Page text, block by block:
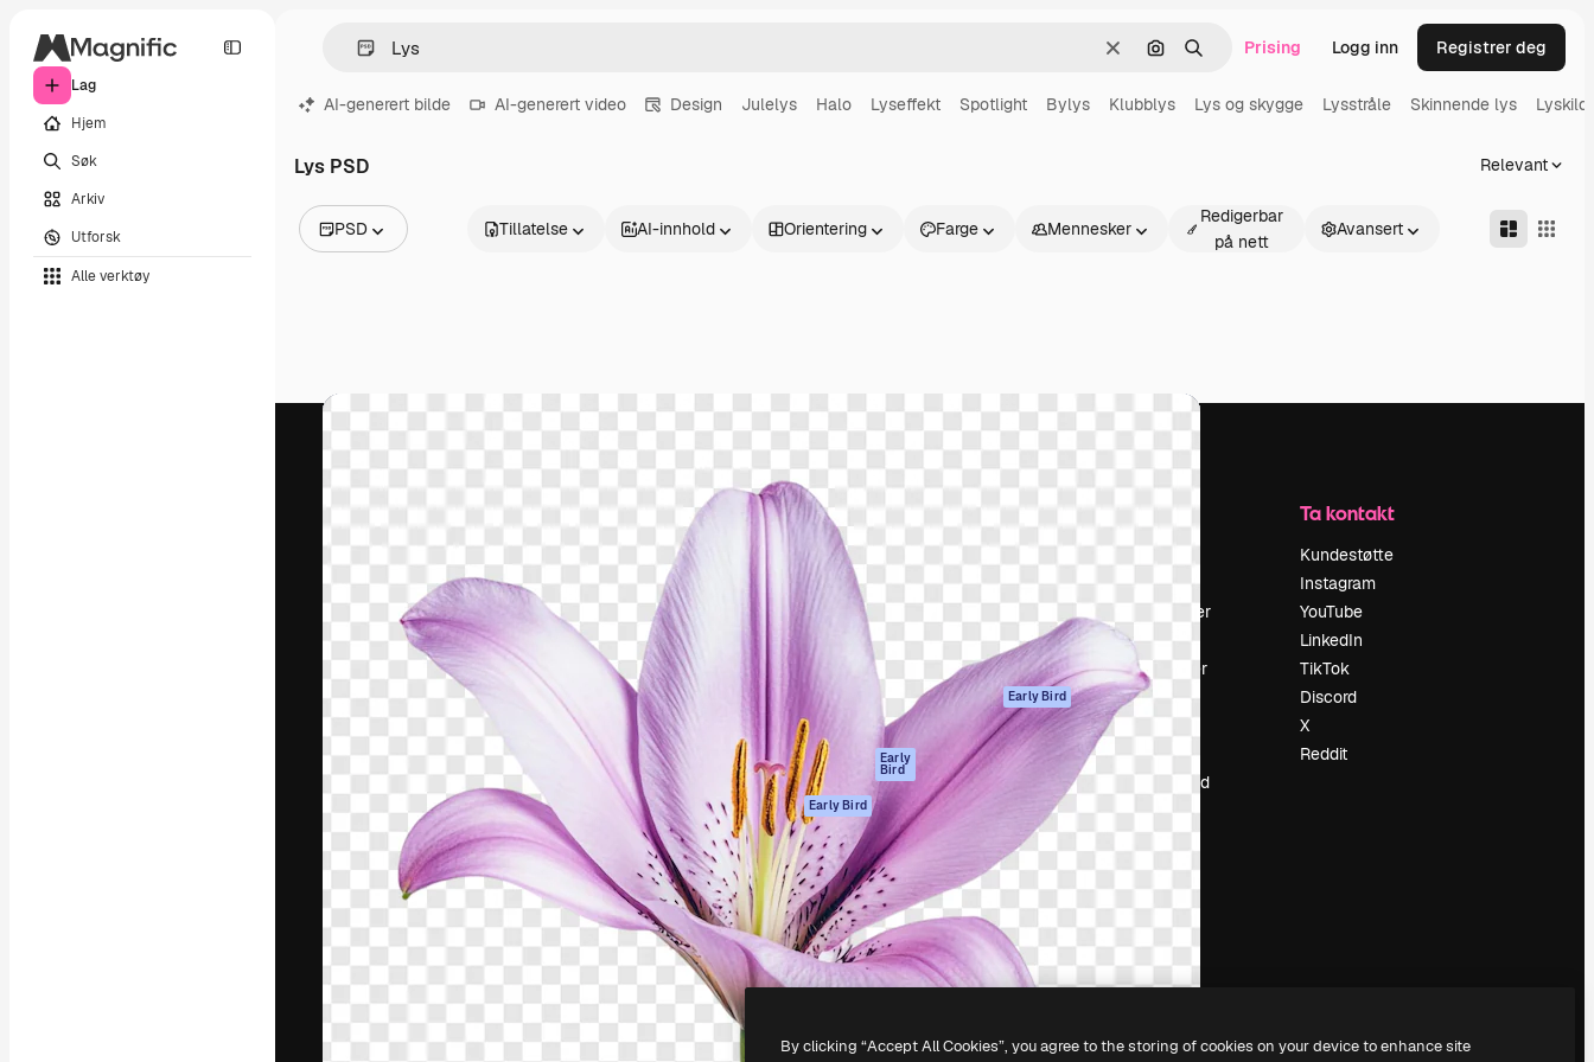
Lag
Hjem
Søk
Arkiv
Utforsk
Alle verktøy
Slett Søk etter bilde
Søk Prising Logg inn Registrer deg
AI-generert bilde AI-generert video Design Julelys Halo Lyseffekt Spotlight Bylys Klubblys Lys og skygge Lysstråle Skinnende lys
Lys PSD Relevant
PSD
Videoer
Ikoner
3D-modeller
Skrifter
Tillatelse AI-innhold Orientering Farge Mennesker
Redigerbar
på nett
Avansert
Den kreative plattformen for å lede ditt
beste arbeid. Mer enn 1 million abonnenter
blant kreative, selskaper, byråer og studioer.
Norsk bokmål
Produkter
Spaces
AI-assistent
AI Image Generator
AI-videogenerator
stemmegenerator
Arkivinnhold
MCP for
Claude/ChatGPT
Early
Bird
Agenter Early Bird
API
Mobilapp
Alle Magnific-
verktøy
Kom i gang
Dokumentasjon
Vilkår for bruk
Personvernerklæring
Originaler Early Bird
Retningslinjer for
informasjonskapsler
Tillitssenter
Affiliates
For bedrifter
Selskap
Om oss
Anmeldelser
Karrierer
Søketrender
Blogg
Slidesgo
Selg innhold
Presserom
Leter etter
magnific.ai
Ta kontakt
Kundestøtte
Instagram
YouTube
LinkedIn
TikTok
Discord
X
Reddit
Copyright © 2010-2026Freepik Company S.L.U. Alle rettigheter forbeholdt.
By clicking “Accept All Cookies”, you agree to the storing of cookies on your device to enhance site